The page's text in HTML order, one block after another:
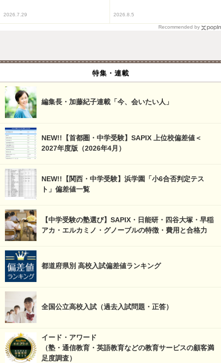
2026.7.29 2026.8.5
Recommended by
特集・連載
編集長・加藤紀子連載「今、会いたい人」
NEW!!【首都圏・中学受験】SAPIX 上位校偏差値＜
2027年度版（2026年4月）
NEW!!【関西・中学受験】浜学園「小6合否判定テス
ト」偏差値一覧
【中学受験の塾選び】SAPIX・日能研・四谷大塚・早稲
アカ・エルカミノ・グノーブルの特徴・費用と合格力
都道府県別 高校入試偏差値ランキング
全国公立高校入試（過去入試問題・正答）
イード・アワード
（塾・通信教育・英語教育などの教育サービスの顧客満
足度調査）